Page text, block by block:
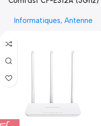
Informatiques, Antenne